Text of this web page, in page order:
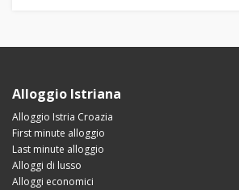
Alloggio Istriana
Alloggio Istria Croazia
First minute alloggio
Last minute alloggio
Alloggi di lusso
Alloggi economici